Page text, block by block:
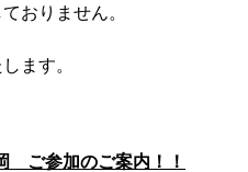
おりません。
ます。
ご参加のご案内！！